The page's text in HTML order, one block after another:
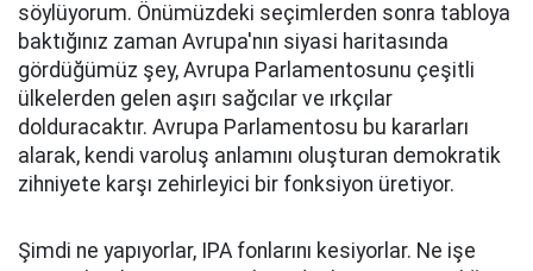
söylüyorum. Önümüzdeki seçimlerden sonra tabloya
baktığınız zaman Avrupa'nın siyasi haritasında
gördüğümüz şey, Avrupa Parlamentosunu çeşitli
ülkelerden gelen aşırı sağcılar ve ırkçılar
dolduracaktır. Avrupa Parlamentosu bu kararları
alarak, kendi varoluş anlamını oluşturan demokratik
zihniyete karşı zehirleyici bir fonksiyon üretiyor.
Şimdi ne yapıyorlar, IPA fonlarını kesiyorlar. Ne işe